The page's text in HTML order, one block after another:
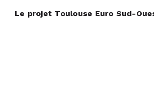
Le projet Toulouse Euro Sud-